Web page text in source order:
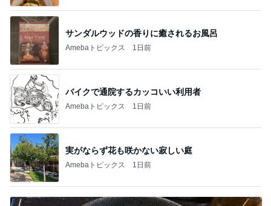
サンダルウッドの香りに癒されるお風呂
Amebaトピックス 1日前
バイクで通院するカッコいい利用者
Amebaトピックス 1日前
実がならず花も咲かない寂しい庭
Amebaトピックス 1日前